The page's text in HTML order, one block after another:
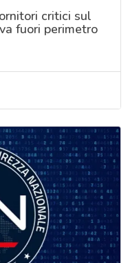
critici sul
fuori perimetro